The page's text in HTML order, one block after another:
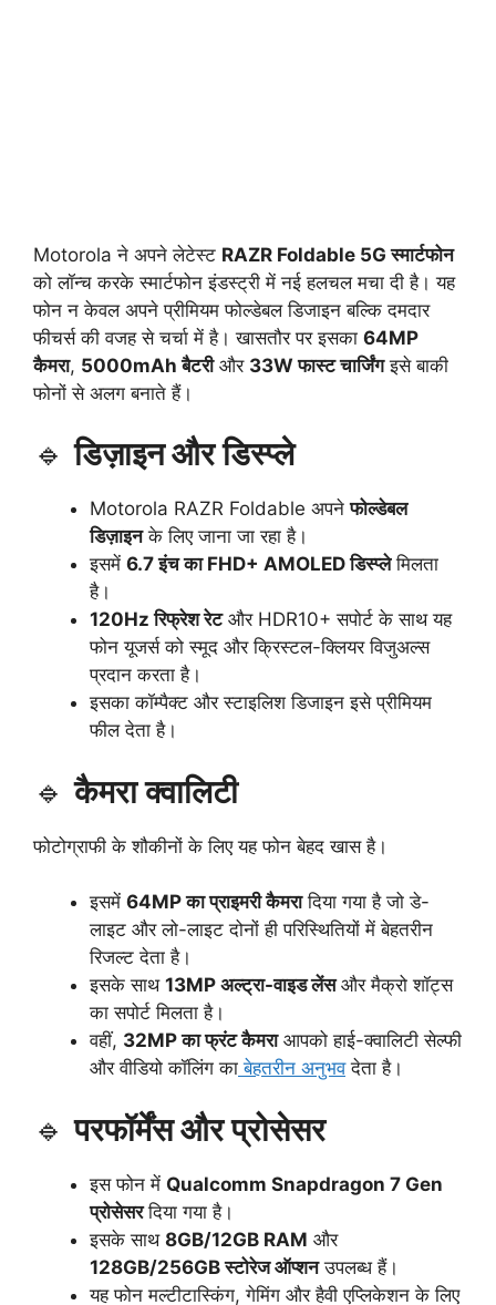
Motorola ने अपने लेटेस्ट RAZR Foldable 5G स्मार्टफोन
को लॉन्च करके स्मार्टफोन इंडस्ट्री में नई हलचल मचा दी है। यह
फोन न केवल अपने प्रीमियम फोल्डेबल डिजाइन बल्कि दमदार
फीचर्स की वजह से चर्चा में है। खासतौर पर इसका 64MP
कैमरा, 5000mAh बैटरीऔर 33W फास्ट चार्जिंगइसे बाकी
फोनों से अलग बनाते हैं।
🔹डिज़ाइन और डिस्प्ले
Motorola RAZR Foldable अपनेफोल्डेबल
डिज़ाइनके लिए जाना जा रहा है।
इसमें 6.7 इंच का FHD+ AMOLED डिस्प्लेमिलता
है।
120Hz रिफ्रेश रेटऔर HDR10+ सपोर्ट के साथ यह
फोन यूजर्स को स्मूद और क्रिस्टल-क्लियर विजुअल्स
प्रदान करता है।
इसका कॉम्पैक्ट और स्टाइलिश डिजाइन इसे प्रीमियम
फील देता है।
🔹कैमरा क्वालिटी
फोटोग्राफी के शौकीनों के लिए यह फोन बेहद खास है।
इसमें 64MP का प्राइमरी कैमरादिया गया है जो डे-
लाइट और लो-लाइट दोनों ही परिस्थितियों में बेहतरीन
रिजल्ट देता है।
इसके साथ 13MP अल्ट्रा-वाइड लेंसऔर मैक्रो शॉट्स
का सपोर्ट मिलता है।
वहीं, 32MP का फ्रंट कैमराआपको हाई-क्वालिटी सेल्फी
और वीडियो कॉलिंग का बेहतरीन अनुभवदेता है।
🔹परफॉर्मेंस और प्रोसेसर
इस फोन में Qualcomm Snapdragon 7 Gen
प्रोसेसरदिया गया है।
इसके साथ 8GB/12GB RAM और
128GB/256GB स्टोरेज ऑप्शनउपलब्ध हैं।
यह फोन मल्टीटास्किंग, गेमिंग और हैवी एप्लिकेशन के लिए